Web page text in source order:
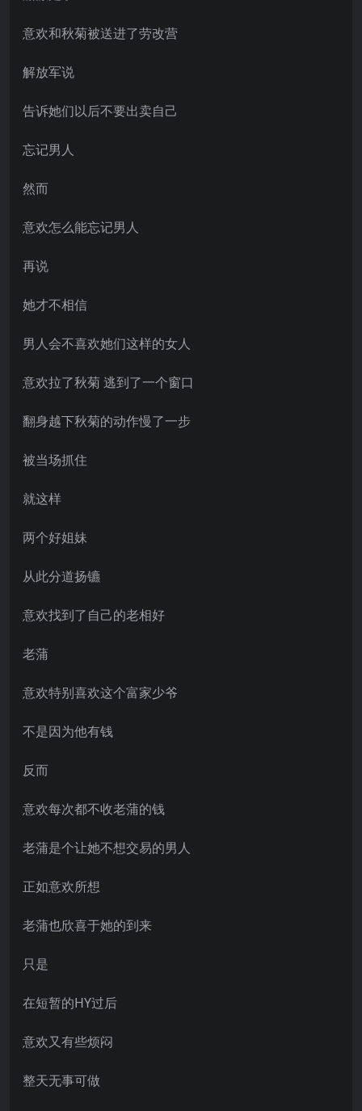
意欢和秋菊被送进了劳改营
解放军说
告诉她们以后不要出卖自己
忘记男人
然而
意欢怎么能忘记男人
再说
她才不相信
男人会不喜欢她们这样的女人
意欢拉了秋菊 逃到了一个窗口
翻身越下秋菊的动作慢了一步
被当场抓住
就这样
两个好姐妹
从此分道扬镳
意欢找到了自己的老相好
老蒲
意欢特别喜欢这个富家少爷
不是因为他有钱
反而
意欢每次都不收老蒲的钱
老蒲是个让她不想交易的男人
正如意欢所想
老蒲也欣喜于她的到来
只是
在短暂的HY过后
意欢又有些烦闷
整天无事可做